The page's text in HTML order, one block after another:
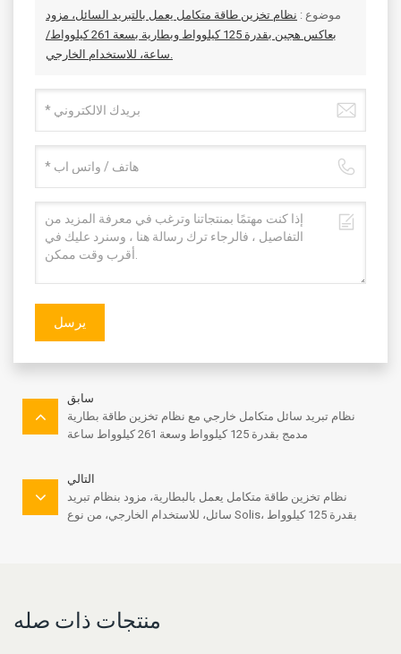
موضوع : نظام تخزين طاقة متكامل يعمل بالتبريد السائل، مزود
بعاكس هجين بقدرة 125 كيلوواط وبطارية بسعة 261 كيلوواط/
يرسل
سابق
نظام تبريد سائل متكامل خارجي مع نظام تخزين طاقة بطارية
مدمج بقدرة 125 كيلوواط وسعة 261 كيلوواط ساعة
التالي
نظام تخزين طاقة متكامل يعمل بالبطارية، مزود بنظام تبريد
سائل، للاستخدام الخارجي، من نوع Solis، بقدرة 125 كيلوواط
منتجات ذات صله